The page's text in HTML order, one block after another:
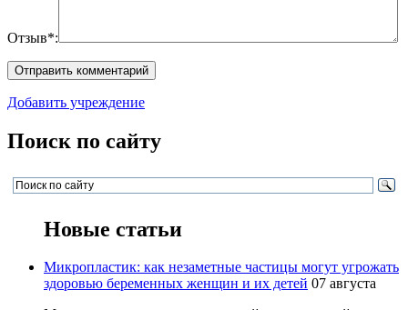
Отзыв*:
Добавить учреждение
Поиск по сайту
Новые статьи
Микропластик: как незаметные частицы могут угрожать
здоровью беременных женщин и их детей 07 августа